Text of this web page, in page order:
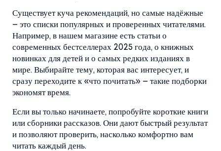
Существует куча рекомендаций, но самые надёжные
– это списки популярных и проверенных читателями.
Например, в нашем магазине есть статьи о
современных бестселлерах 2025 года, о книжных
новинках для детей и о самых редких изданиях в
мире. Выбирайте тему, которая вас интересует, и
сразу переходите к «что почитать» – такие подборки
экономят время.
Если вы только начинаете, попробуйте короткие книги
или сборники рассказов. Они дают быстрый результат
и позволяют проверить, насколько комфортно вам
читать каждый день.